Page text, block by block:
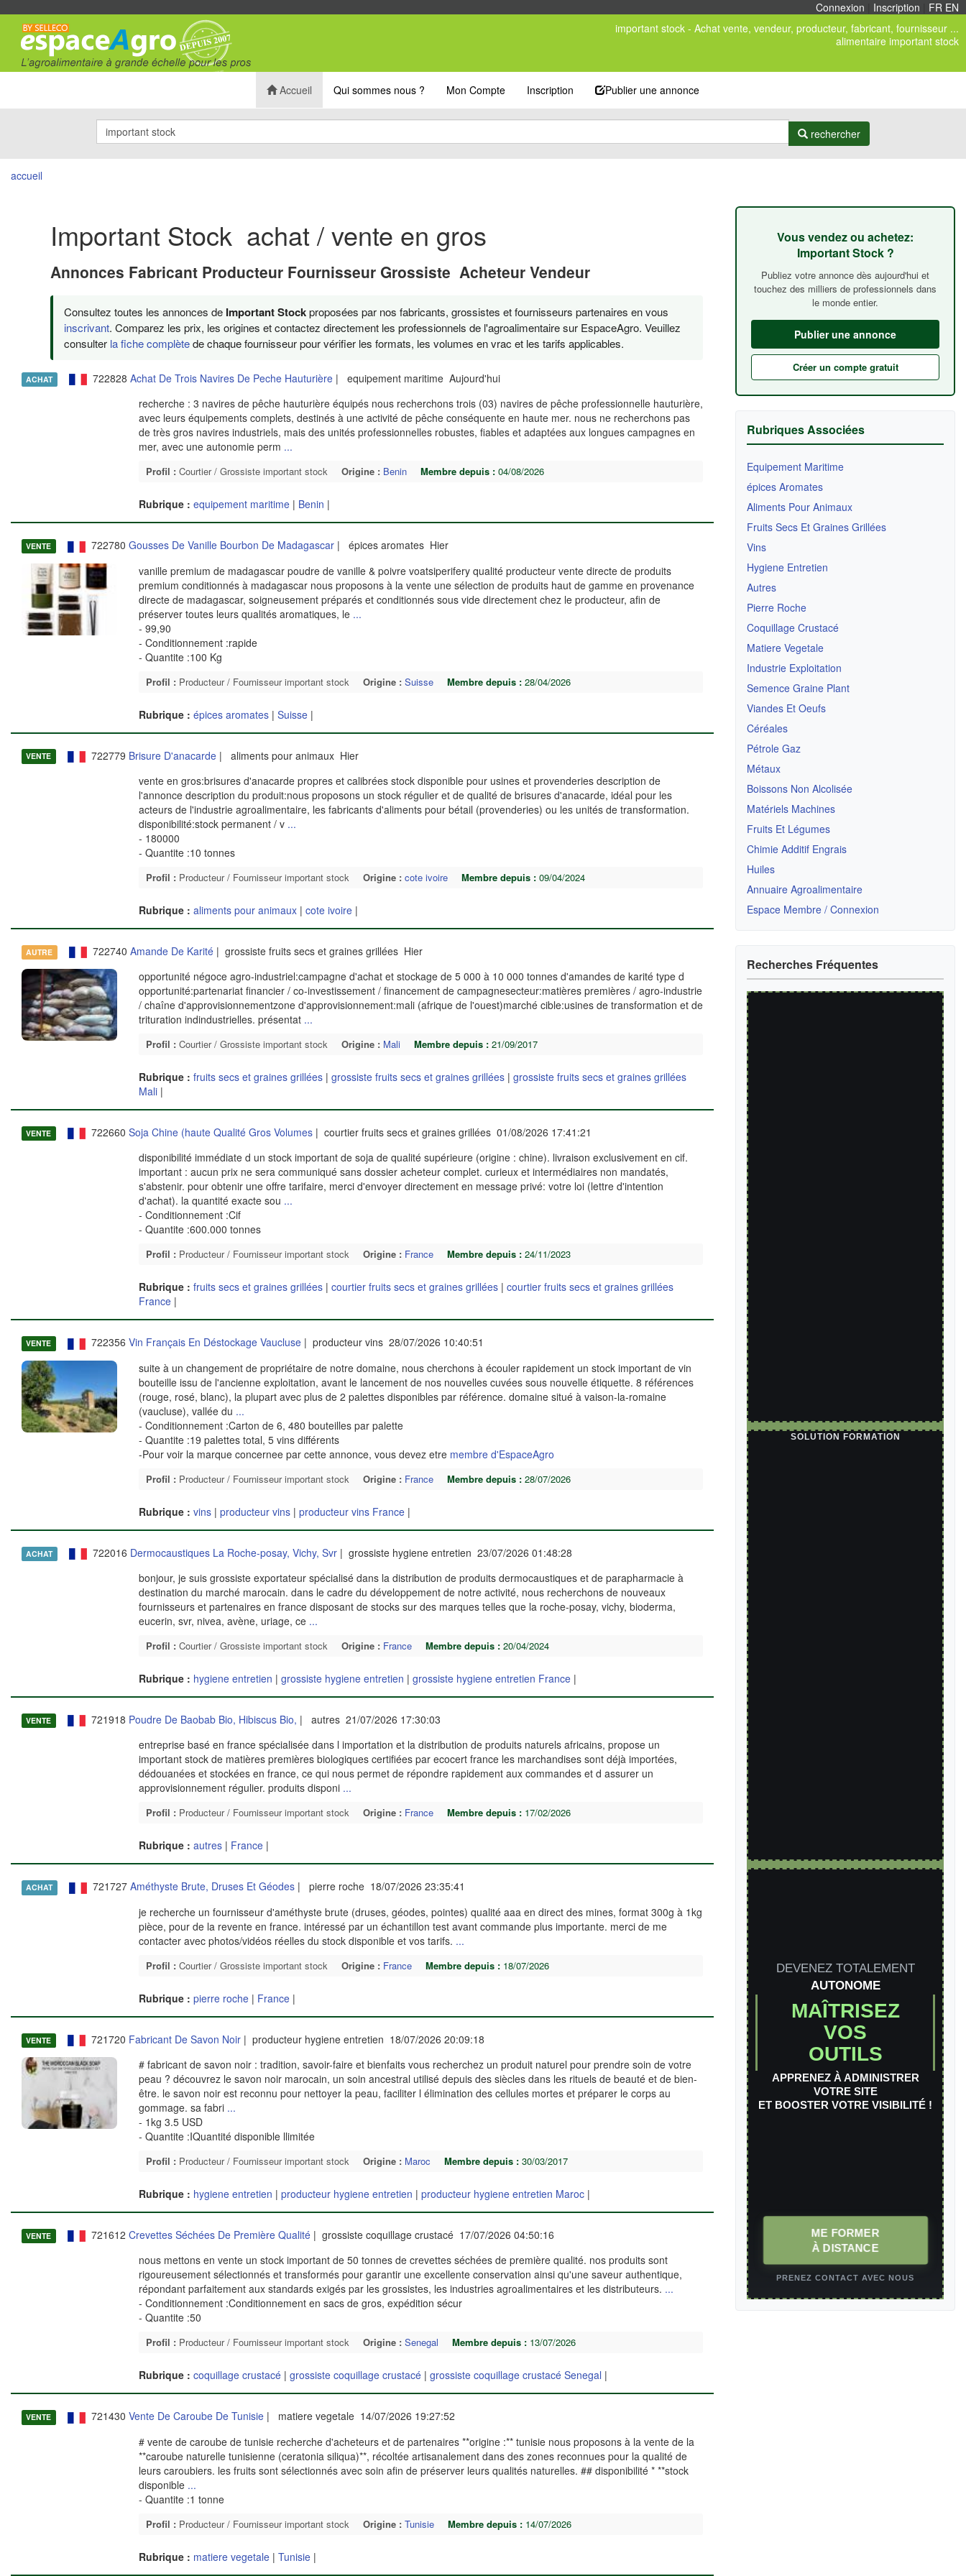
Connexion Inscription FR EN
important stock - Achat vente, vendeur, producteur, fabricant, fournisseur ...
alimentaire important stock
Accueil Qui sommes nous ? Mon Compte Inscription Publier une annonce
rechercher
accueil
Important Stock achat / vente en gros
Annonces Fabricant Producteur Fournisseur Grossiste Acheteur Vendeur
Consultez toutes les annonces de Important Stockproposées par nos fabricants, grossistes et fournisseurs partenaires en vous
inscrivant. Comparez les prix, les origines et contactez directement les professionnels de l'agroalimentaire sur EspaceAgro. Veuillez
consulter la fiche complètede chaque fournisseur pour vérifier les formats, les volumes en vrac et les tarifs applicables.
ACHAT 722828 Achat De Trois Navires De Peche Hauturière| equipement maritime Aujourd'hui
recherche : 3 navires de pêche hauturière équipés nous recherchons trois (03) navires de pêche professionnelle hauturière,
avec leurs équipements complets, destinés à une activité de pêche conséquente en haute mer. nous ne recherchons pas
de très gros navires industriels, mais des unités professionnelles robustes, fiables et adaptées aux longues campagnes en
mer, avec une autonomie perm ...
Profil :Courtier / Grossiste important stock Origine : Benin Membre depuis :04/08/2026
Rubrique : equipement maritime | Benin |
VENTE 722780 Gousses De Vanille Bourbon De Madagascar| épices aromates Hier
vanille premium de madagascar poudre de vanille & poivre voatsiperifery qualité producteur vente directe de produits
premium conditionnés à madagascar nous proposons à la vente une sélection de produits haut de gamme en provenance
directe de madagascar, soigneusement préparés et conditionnés sous vide directement chez le producteur, afin de
préserver toutes leurs qualités aromatiques, le ...
- 99,90
- Conditionnement :rapide
- Quantite :100 Kg
Profil :Producteur / Fournisseur important stock Origine : Suisse Membre depuis :28/04/2026
Rubrique : épices aromates | Suisse|
VENTE 722779 Brisure D'anacarde| aliments pour animaux Hier
vente en gros:brisures d'anacarde propres et calibrées stock disponible pour usines et provenderies description de
l'annonce description du produit:nous proposons un stock régulier et de qualité de brisures d'anacarde, idéal pour les
acteurs de l'industrie agroalimentaire, les fabricants d'aliments pour bétail (provenderies) ou les unités de transformation.
disponibilité:stock permanent / v ...
- 180000
- Quantite :10 tonnes
Profil :Producteur / Fournisseur important stock Origine : cote ivoire Membre depuis :09/04/2024
Rubrique : aliments pour animaux | cote ivoire|
AUTRE 722740 Amande De Karité| grossiste fruits secs et graines grillées Hier
opportunité négoce agro-industriel:campagne d'achat et stockage de 5 000 à 10 000 tonnes d'amandes de karité type d
opportunité:partenariat financier / co-investissement / financement de campagnesecteur:matières premières / agro-industrie
/ chaîne d'approvisionnementzone d'approvisionnement:mali (afrique de l'ouest)marché cible:usines de transformation et de
trituration indindustrielles. présentat ...
Profil :Courtier / Grossiste important stock Origine : Mali Membre depuis :21/09/2017
Rubrique : fruits secs et graines grillées | grossiste fruits secs et graines grillées| grossiste fruits secs et graines grillées
Mali|
VENTE 722660 Soja Chine (haute Qualité Gros Volumes| courtier fruits secs et graines grillées 01/08/2026 17:41:21
disponibilité immédiate d un stock important de soja de qualité supérieure (origine : chine). livraison exclusivement en cif.
important : aucun prix ne sera communiqué sans dossier acheteur complet. curieux et intermédiaires non mandatés,
s'abstenir. pour obtenir une offre tarifaire, merci d'envoyer directement en message privé: votre loi (lettre d'intention
d'achat). la quantité exacte sou ...
- Conditionnement :Cif
- Quantite :600.000 tonnes
Profil :Producteur / Fournisseur important stock Origine : France Membre depuis :24/11/2023
Rubrique : fruits secs et graines grillées | courtier fruits secs et graines grillées| courtier fruits secs et graines grillées
France|
VENTE 722356 Vin Français En Déstockage Vaucluse| producteur vins 28/07/2026 10:40:51
suite à un changement de propriétaire de notre domaine, nous cherchons à écouler rapidement un stock important de vin
bouteille issu de l'ancienne exploitation, avant le lancement de nos nouvelles cuvées sous nouvelle étiquette. 8 références
(rouge, rosé, blanc), la plupart avec plus de 2 palettes disponibles par référence. domaine situé à vaison-la-romaine
(vaucluse), vallée du ...
- Conditionnement :Carton de 6, 480 bouteilles par palette
- Quantite :19 palettes total, 5 vins différents
-Pour voir la marque concernee par cette annonce, vous devez etre membre d'EspaceAgro
Profil :Producteur / Fournisseur important stock Origine : France Membre depuis :28/07/2026
Rubrique : vins | producteur vins| producteur vins France|
ACHAT 722016 Dermocaustiques La Roche-posay, Vichy, Svr| grossiste hygiene entretien 23/07/2026 01:48:28
bonjour, je suis grossiste exportateur spécialisé dans la distribution de produits dermocaustiques et de parapharmacie à
destination du marché marocain. dans le cadre du développement de notre activité, nous recherchons de nouveaux
fournisseurs et partenaires en france disposant de stocks sur des marques telles que la roche-posay, vichy, bioderma,
eucerin, svr, nivea, avène, uriage, ce ...
Profil :Courtier / Grossiste important stock Origine : France Membre depuis :20/04/2024
Rubrique : hygiene entretien | grossiste hygiene entretien | grossiste hygiene entretien France|
VENTE 721918 Poudre De Baobab Bio, Hibiscus Bio, | autres 21/07/2026 17:30:03
entreprise basé en france spécialisée dans l importation et la distribution de produits naturels africains, propose un
important stock de matières premières biologiques certifiées par ecocert france les marchandises sont déjà importées,
dédouanées et stockées en france, ce qui nous permet de répondre rapidement aux commandes et d assurer un
approvisionnement régulier. produits disponi ...
Profil :Producteur / Fournisseur important stock Origine : France Membre depuis :17/02/2026
Rubrique : autres | France|
ACHAT 721727 Améthyste Brute, Druses Et Géodes| pierre roche 18/07/2026 23:35:41
je recherche un fournisseur d'améthyste brute (druses, géodes, pointes) qualité aaa en direct des mines, format 300g à 1kg
pièce, pour de la revente en france. intéressé par un échantillon test avant commande plus importante. merci de me
contacter avec photos/vidéos réelles du stock disponible et vos tarifs. ...
Profil :Courtier / Grossiste important stock Origine : France Membre depuis :18/07/2026
Rubrique : pierre roche | France|
VENTE 721720 Fabricant De Savon Noir| producteur hygiene entretien 18/07/2026 20:09:18
# fabricant de savon noir : tradition, savoir-faire et bienfaits vous recherchez un produit naturel pour prendre soin de votre
peau ? découvrez le savon noir marocain, un soin ancestral utilisé depuis des siècles dans les rituels de beauté et de bien-
être. le savon noir est reconnu pour nettoyer la peau, faciliter l élimination des cellules mortes et préparer le corps au
gommage. sa fabri ...
- 1kg 3.5 USD
- Quantite :IQuantité disponible llimitée
Profil :Producteur / Fournisseur important stock Origine : Maroc Membre depuis :30/03/2017
Rubrique : hygiene entretien | producteur hygiene entretien | producteur hygiene entretien Maroc|
VENTE 721612 Crevettes Séchées De Première Qualité| grossiste coquillage crustacé 17/07/2026 04:50:16
nous mettons en vente un stock important de 50 tonnes de crevettes séchées de première qualité. nos produits sont
rigoureusement sélectionnés et transformés pour garantir une excellente conservation ainsi qu'une saveur authentique,
répondant parfaitement aux standards exigés par les grossistes, les industries agroalimentaires et les distributeurs. ...
- Conditionnement :Conditionnement en sacs de gros, expédition sécur
- Quantite :50
Profil :Producteur / Fournisseur important stock Origine : Senegal Membre depuis :13/07/2026
Rubrique : coquillage crustacé | grossiste coquillage crustacé| grossiste coquillage crustacé Senegal |
VENTE 721430 Vente De Caroube De Tunisie| matiere vegetale 14/07/2026 19:27:52
# vente de caroube de tunisie recherche d'acheteurs et de partenaires **origine :** tunisie nous proposons à la vente de la
**caroube naturelle tunisienne (ceratonia siliqua)**, récoltée artisanalement dans des zones reconnues pour la qualité de
leurs caroubiers. les fruits sont sélectionnés avec soin afin de préserver leurs qualités naturelles. ## disponibilité * **stock
disponible ...
- Quantite :1 tonne
Profil :Producteur / Fournisseur important stock Origine : Tunisie Membre depuis :14/07/2026
Rubrique : matiere vegetale | Tunisie|
Vous vendez ou achetez:
Important Stock ?
Publiez votre annonce dès aujourd'hui et
touchez des milliers de professionnels dans
le monde entier.
Publier une annonce
Créer un compte gratuit
Rubriques Associées
Equipement Maritime
épices Aromates
Aliments Pour Animaux
Fruits Secs Et Graines Grillées
Vins
Hygiene Entretien
Autres
Pierre Roche
Coquillage Crustacé
Matiere Vegetale
Industrie Exploitation
Semence Graine Plant
Viandes Et Oeufs
Céréales
Pétrole Gaz
Métaux
Boissons Non Alcolisée
Matériels Machines
Fruits Et Légumes
Chimie Additif Engrais
Huiles
Annuaire Agroalimentaire
Espace Membre / Connexion
Recherches Fréquentes
SOLUTION FORMATION
DEVENEZ TOTALEMENT
AUTONOME
MAÎTRISEZ
VOS
OUTILS
APPRENEZ À ADMINISTRER
VOTRE SITE
ET BOOSTER VOTRE VISIBILITÉ !
ME FORMER
À DISTANCE
PRENEZ CONTACT AVEC NOUS